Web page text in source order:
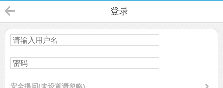
登录
安全提问(未设置请忽略)